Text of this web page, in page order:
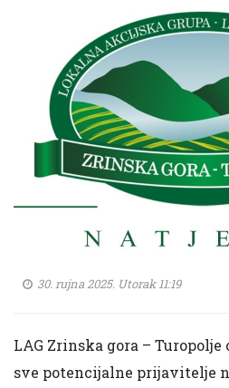
30. rujna 2025. Utorak 11:19
LAG Zrinska gora – Turopolje
sve potencijalne prijavitelje